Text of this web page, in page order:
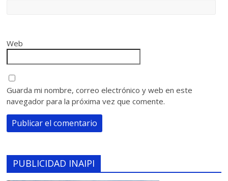
Web
Guarda mi nombre, correo electrónico y web en este
navegador para la próxima vez que comente.
PUBLICIDAD INAIPI